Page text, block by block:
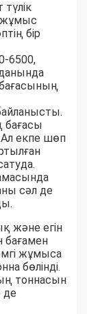
бір
6500,
екпе шөп
сәл де
және егін
бағамен
жұмыса
бөлінді.
тоннасын
де